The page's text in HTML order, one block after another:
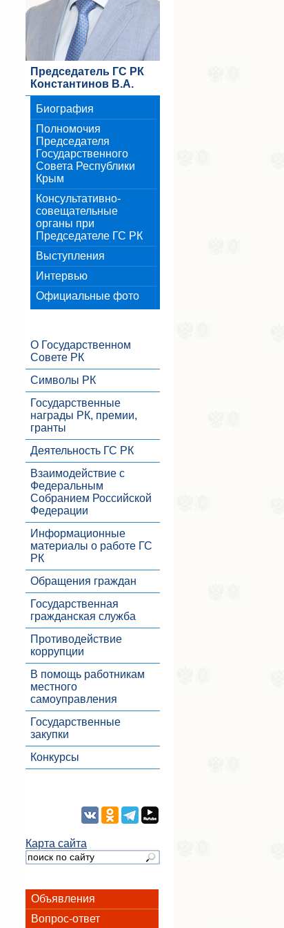
Председатель ГС РК
Константинов В.А.
Биография
Полномочия
Председателя
Государственного
Совета Республики
Крым
Консультативно-
совещательные
органы при
Председателе ГС РК
Выступления
Интервью
Официальные фото
О Государственном
Совете РК
Символы РК
Государственные
награды РК, премии,
гранты
Деятельность ГС РК
Взаимодействие с
Федеральным
Собранием Российской
Федерации
Информационные
материалы о работе ГС
РК
Обращения граждан
Государственная
гражданская служба
Противодействие
коррупции
В помощь работникам
местного
самоуправления
Государственные
закупки
Конкурсы
Карта сайта
Объявления
Вопрос-ответ